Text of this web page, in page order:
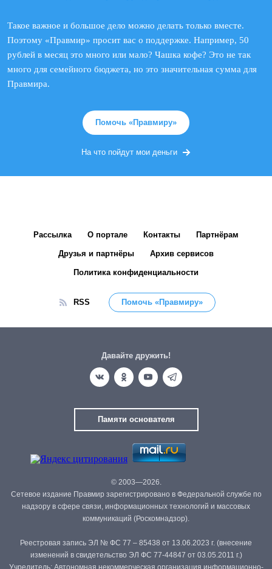
Такое важное и большое дело можно делать только вместе.
Поэтому «Правмир» просит вас о поддержке. Например, 50
рублей в месяц это много или мало? Чашка кофе? Это не так
много для семейного бюджета, но это значительная сумма для
Правмира.
Помочь «Правмиру»
На что пойдут мои деньги
Рассылка О портале Контакты Партнёрам
Друзья и партнёры Архив сервисов
Политика конфиденциальности
RSS Помочь «Правмиру»
Давайте дружить!
Памяти основателя
© 2003—2026.
Сетевое издание Правмир зарегистрировано в Федеральной службе по
надзору в сфере связи, информационных технологий и массовых
коммуникаций (Роскомнадзор).
Реестровая запись ЭЛ № ФС 77 – 85438 от 13.06.2023 г. (внесение
изменений в свидетельство ЭЛ ФС 77-44847 от 03.05.2011 г.)
Учредитель: Автономная некоммерческая организация информационно-